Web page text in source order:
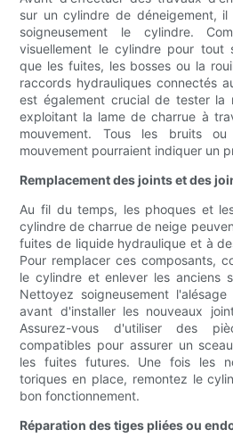
sur un cylindre de déneigement,
soigneusement le cylindre.
visuellement le cylindre pour tout
que les fuites, les bosses ou la
raccords hydrauliques connectés
est également crucial de tester la
exploitant la lame de charrue à
mouvement. Tous les bruits
mouvement pourraient indiquer un
Remplacement des joints et des
Au fil du temps, les phoques et
cylindre de charrue de neige
fuites de liquide hydraulique et à
Pour remplacer ces composants,
le cylindre et enlever les anciens
Nettoyez soigneusement
avant d'installer les nouveaux
Assurez-vous d'utiliser des
compatibles pour assurer un
les fuites futures. Une fois les
toriques en place, remontez le
bon fonctionnement.
Réparation des tiges pliées ou